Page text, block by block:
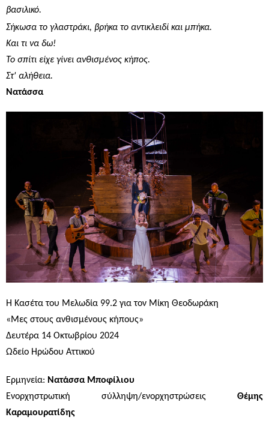
βασιλικό.
Σήκωσα το γλαστράκι, βρήκα το αντικλειδί και μπήκα.
Και τι να δω!
Το σπίτι είχε γίνει ανθισμένος κήπος.
Στ' αλήθεια.
Νατάσσα
Η Κασέτα του Μελωδία 99.2 για τον Μίκη Θεοδωράκη
«Μες στους ανθισμένους κήπους»
Δευτέρα 14 Οκτωβρίου 2024
Ωδείο Ηρώδου Αττικού
Ερμηνεία: Νατάσσα Μποφίλιου
Ενορχηστρωτική σύλληψη/ενορχηστρώσεις Θέμης
Καραμουρατίδης